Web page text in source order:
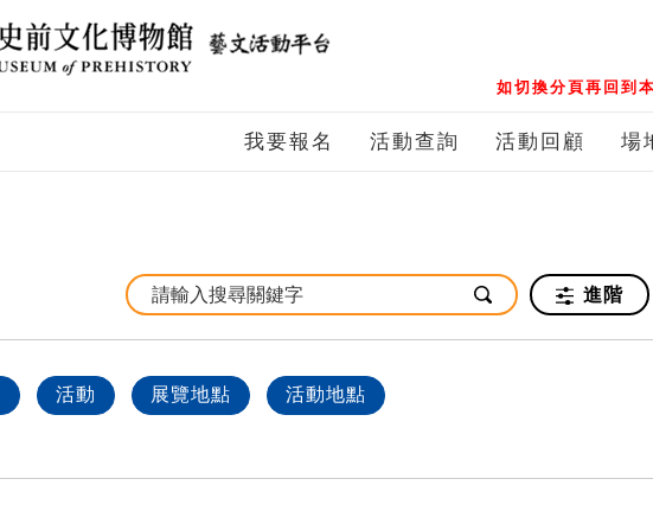
如切換分頁再回到
我要報名 活動查詢 活動回顧 場
進階
活動 展覽地點 活動地點